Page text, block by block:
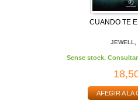
CUANDO TE
JEWELL,
Sense stock.
AFEGIR A LA